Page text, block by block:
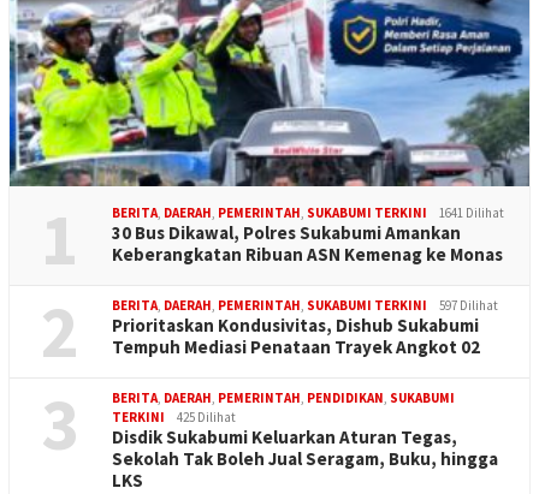
1 BERITA, DAERAH, PEMERINTAH, SUKABUMI TERKINI 1641 Dilihat
30 Bus Dikawal, Polres Sukabumi Amankan
Keberangkatan Ribuan ASN Kemenag ke Monas
2 BERITA, DAERAH, PEMERINTAH, SUKABUMI TERKINI 597 Dilihat
Prioritaskan Kondusivitas, Dishub Sukabumi
Tempuh Mediasi Penataan Trayek Angkot 02
3 BERITA, DAERAH, PEMERINTAH, PENDIDIKAN, SUKABUMI
TERKINI
425 Dilihat
Disdik Sukabumi Keluarkan Aturan Tegas,
Sekolah Tak Boleh Jual Seragam, Buku, hingga
LKS